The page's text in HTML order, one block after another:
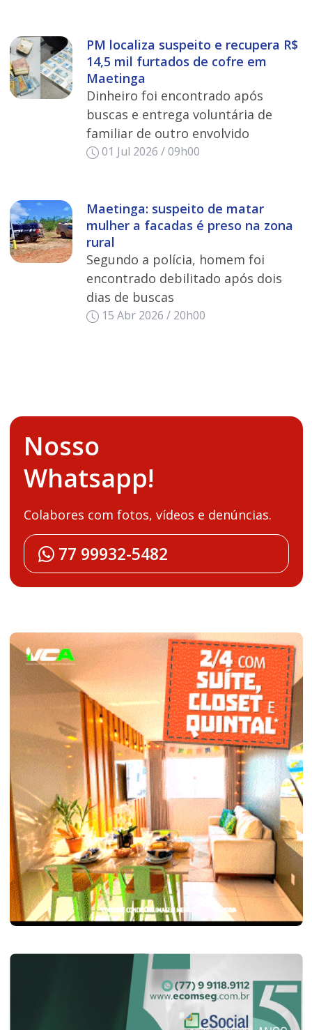
PM localiza suspeito e recupera R$
14,5 mil furtados de cofre em
Maetinga
Dinheiro foi encontrado após
buscas e entrega voluntária de
familiar de outro envolvido
01 Jul 2026 / 09h00
Maetinga: suspeito de matar
mulher a facadas é preso na zona
rural
Segundo a polícia, homem foi
encontrado debilitado após dois
dias de buscas
15 Abr 2026 / 20h00
Nosso
Whatsapp!
Colabores com fotos, vídeos e denúncias.
77 99932-5482